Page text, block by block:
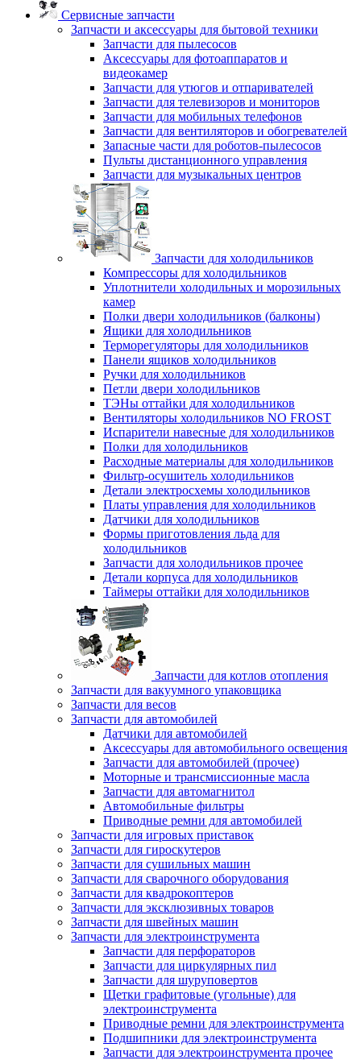
Сервисные запчасти
Запчасти и аксессуары для бытовой техники
Запчасти для пылесосов
Аксессуары для фотоаппаратов и
видеокамер
Запчасти для утюгов и отпаривателей
Запчасти для телевизоров и мониторов
Запчасти для мобильных телефонов
Запчасти для вентиляторов и обогревателей
Запасные части для роботов-пылесосов
Пульты дистанционного управления
Запчасти для музыкальных центров
Запчасти для холодильников
Компрессоры для холодильников
Уплотнители холодильных и морозильных
камер
Полки двери холодильников (балконы)
Ящики для холодильников
Терморегуляторы для холодильников
Панели ящиков холодильников
Ручки для холодильников
Петли двери холодильников
ТЭНы оттайки для холодильников
Вентиляторы холодильников NO FROST
Испарители навесные для холодильников
Полки для холодильников
Расходные материалы для холодильников
Фильтр-осушитель холодильников
Детали электросхемы холодильников
Платы управления для холодильников
Датчики для холодильников
Формы приготовления льда для
холодильников
Запчасти для холодильников прочее
Детали корпуса для холодильников
Таймеры оттайки для холодильников
Запчасти для котлов отопления
Запчасти для вакуумного упаковщика
Запчасти для весов
Запчасти для автомобилей
Датчики для автомобилей
Аксессуары для автомобильного освещения
Запчасти для автомобилей (прочее)
Моторные и трансмиссионные масла
Запчасти для автомагнитол
Автомобильные фильтры
Приводные ремни для автомобилей
Запчасти для игровых приставок
Запчасти для гироскутеров
Запчасти для сушильных машин
Запчасти для сварочного оборудования
Запчасти для квадрокоптеров
Запчасти для эксклюзивных товаров
Запчасти для швейных машин
Запчасти для электроинструмента
Запчасти для перфораторов
Запчасти для циркулярных пил
Запчасти для шуруповертов
Щетки графитовые (угольные) для
электроинструмента
Приводные ремни для электроинструмента
Подшипники для электроинструмента
Запчасти для электроинструмента прочее